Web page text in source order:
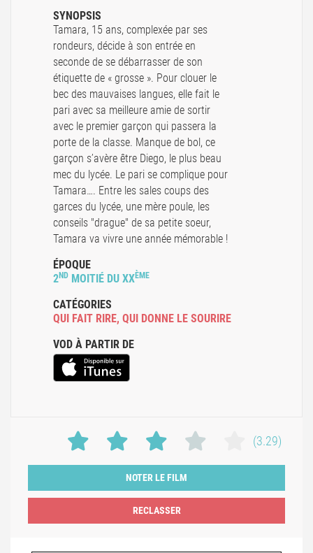
SYNOPSIS
Tamara, 15 ans, complexée par ses
rondeurs, décide à son entrée en
seconde de se débarrasser de son
étiquette de « grosse ». Pour clouer le
bec des mauvaises langues, elle fait le
pari avec sa meilleure amie de sortir
avec le premier garçon qui passera la
porte de la classe. Manque de bol, ce
garçon s’avère être Diego, le plus beau
mec du lycée. Le pari se complique pour
Tamara…. Entre les sales coups des
garces du lycée, une mère poule, les
conseils "drague" de sa petite soeur,
Tamara va vivre une année mémorable !
ÉPOQUE
2ND MOITIÉ DU XXÈME
CATÉGORIES
QUI FAIT RIRE, QUI DONNE LE SOURIRE
VOD À PARTIR DE
(3.29)
NOTER LE FILM